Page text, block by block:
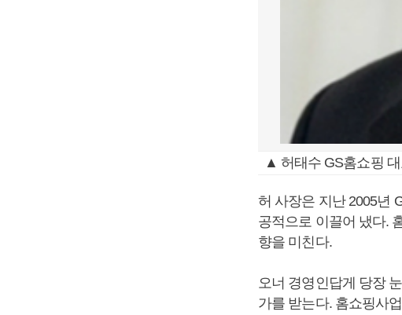
▲ 허태수 GS홈쇼핑
허 사장은 지난 2005년
공적으로 이끌어 냈다.
향을 미친다.
오너 경영인답게 당장
가를 받는다. 홈쇼핑사